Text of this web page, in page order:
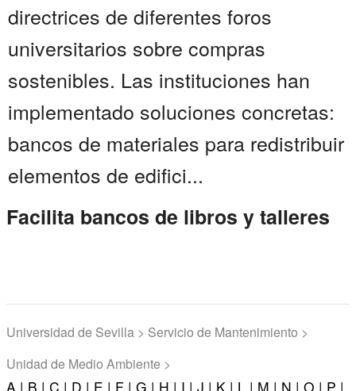
directrices de diferentes foros
universitarios sobre compras
sostenibles. Las instituciones han
implementado soluciones concretas:
bancos de materiales para redistribuir
elementos de edifici...
Facilita bancos de libros y talleres
Universidad de Sevilla > Servicio de Mantenimiento >
Unidad de Medio Ambiente >
A | B | C | D | E | F | G | H | I | J | K | L | M | N | O | P |